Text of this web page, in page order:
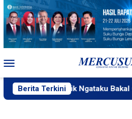
Loncat
konten
Mobile
Berita Terkini
PlakPlik Ngataku Bakal